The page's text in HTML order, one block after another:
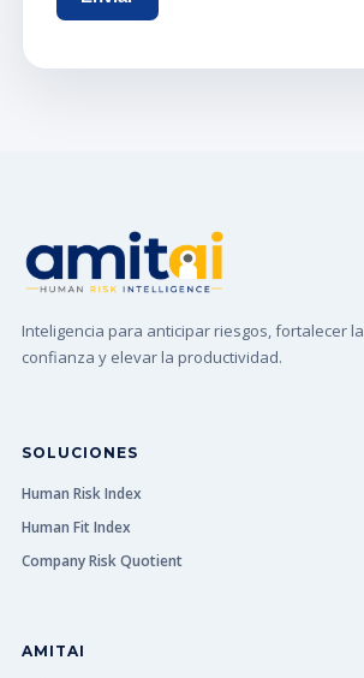
Inteligencia para anticipar riesgos, fortalecer la
confianza y elevar la productividad.
SOLUCIONES
Human Risk Index
Human Fit Index
Company Risk Quotient
AMITAI